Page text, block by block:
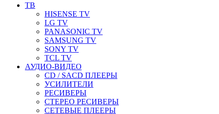
ТВ
HISENSE TV
LG TV
PANASONIC TV
SAMSUNG TV
SONY TV
TCL TV
АУДИО-ВИДЕО
CD / SACD ПЛЕЕРЫ
УСИЛИТЕЛИ
РЕСИВЕРЫ
СТЕРЕО РЕСИВЕРЫ
СЕТЕВЫЕ ПЛЕЕРЫ